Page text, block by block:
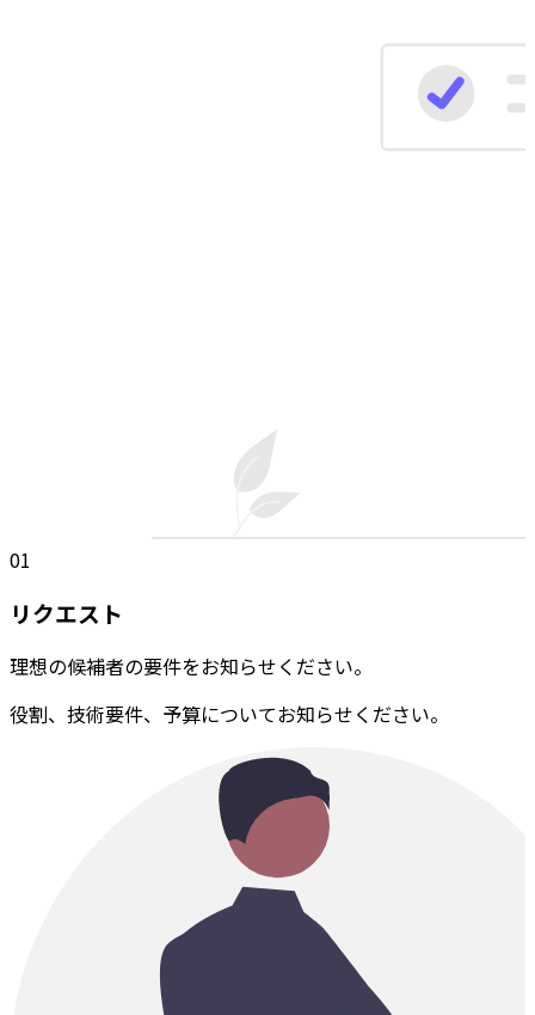
01
リクエスト
理想の候補者の要件をお知らせください。
役割、技術要件、予算についてお知らせください。